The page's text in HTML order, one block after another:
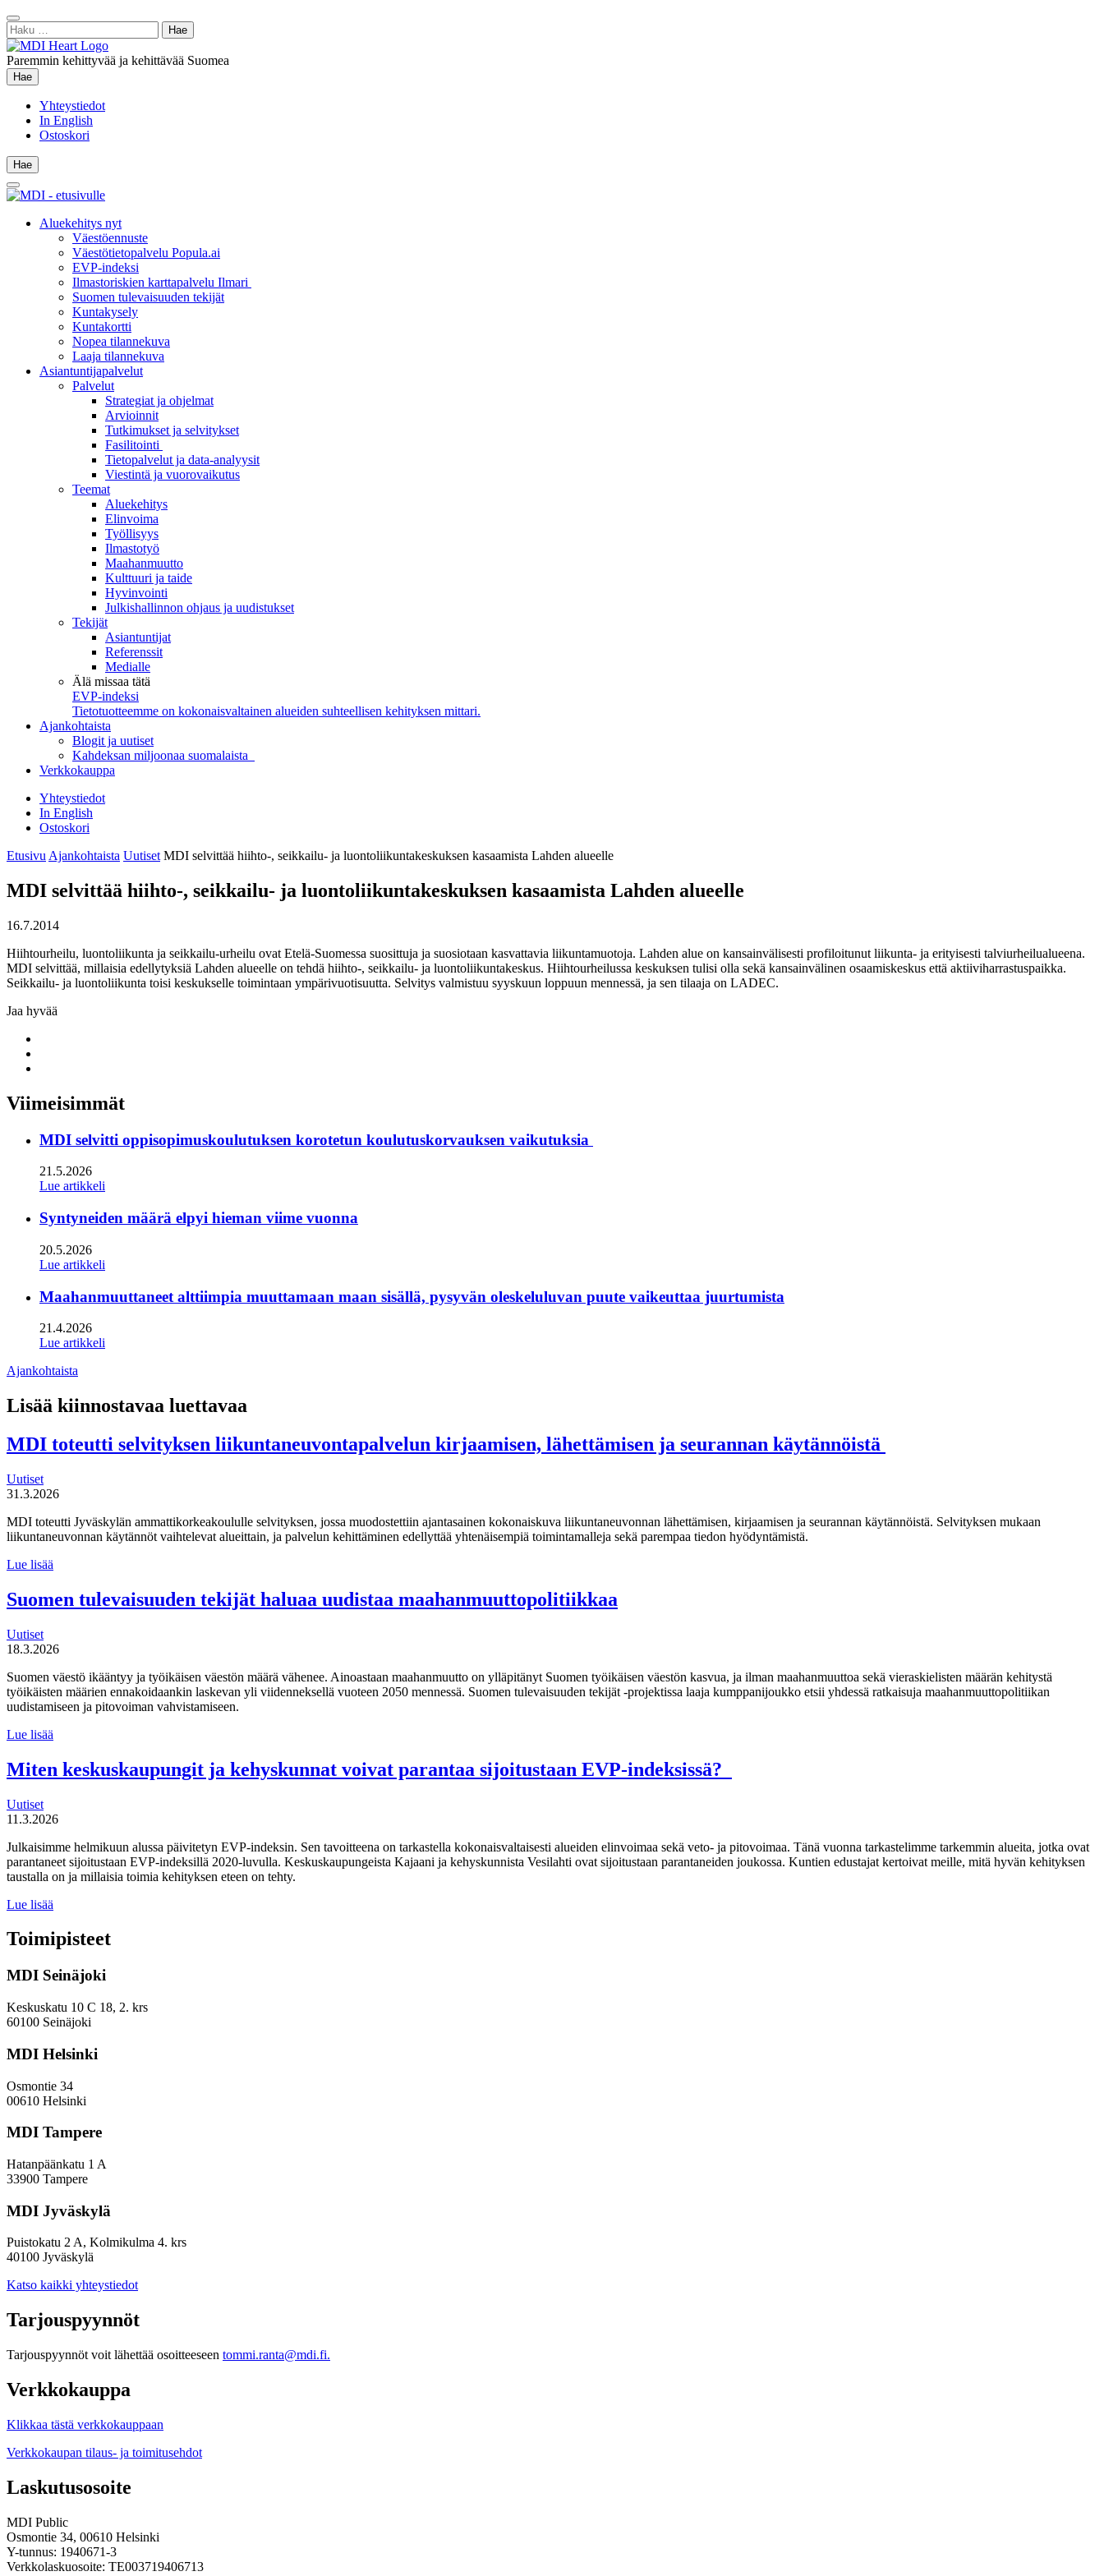
Siirry
sisältöön
Sulje
hae
Haku:
Paremmin kehittyvää ja kehittävää Suomea
Hae
Hae
Yhteystiedot
In English
Ostoskori
Hae
Hae
Main
Menu
Aluekehitys nyt
Väestöennuste
Väestötietopalvelu Popula.ai
EVP-indeksi
Ilmastoriskien karttapalvelu Ilmari
Suomen tulevaisuuden tekijät
Kuntakysely
Kuntakortti
Nopea tilannekuva
Laaja tilannekuva
Asiantuntijapalvelut
Palvelut
Strategiat ja ohjelmat
Arvioinnit
Tutkimukset ja selvitykset
Fasilitointi
Tietopalvelut ja data-analyysit
Viestintä ja vuorovaikutus
Teemat
Aluekehitys
Elinvoima
Työllisyys
Ilmastotyö
Maahanmuutto
Kulttuuri ja taide
Hyvinvointi
Julkishallinnon ohjaus ja uudistukset
Tekijät
Asiantuntijat
Referenssit
Medialle
Älä missaa tätä
EVP-indeksi
Tietotuotteemme on kokonaisvaltainen alueiden suhteellisen kehityksen mittari.
Ajankohtaista
Blogit ja uutiset
Kahdeksan miljoonaa suomalaista
Verkkokauppa
Yhteystiedot
In English
Ostoskori
Etusivu Ajankohtaista Uutiset MDI selvittää hiihto-, seikkailu- ja luontoliikuntakeskuksen kasaamista Lahden alueelle
MDI selvittää hiihto-, seikkailu- ja luontoliikuntakeskuksen kasaamista Lahden alueelle
16.7.2014
Hiihtourheilu, luontoliikunta ja seikkailu-urheilu ovat Etelä-Suomessa suosittuja ja suosiotaan kasvattavia liikuntamuotoja. Lahden alue on kansainvälisesti profiloitunut liikunta- ja erityisesti talviurheilualueena.
MDI selvittää, millaisia edellytyksiä Lahden alueelle on tehdä hiihto-, seikkailu- ja luontoliikuntakeskus. Hiihtourheilussa keskuksen tulisi olla sekä kansainvälinen osaamiskeskus että aktiiviharrastuspaikka.
Seikkailu- ja luontoliikunta toisi keskukselle toimintaan ympärivuotisuutta. Selvitys valmistuu syyskuun loppuun mennessä, ja sen tilaaja on LADEC.
Jaa hyvää
twitter
Viimeisimmät
MDI selvitti oppisopimuskoulutuksen korotetun koulutuskorvauksen vaikutuksia
21.5.2026
Lue artikkeli
Syntyneiden määrä elpyi hieman viime vuonna
20.5.2026
Lue artikkeli
Maahanmuuttaneet alttiimpia muuttamaan maan sisällä, pysyvän oleskeluluvan puute vaikeuttaa juurtumista
21.4.2026
Lue artikkeli
Ajankohtaista
Lisää kiinnostavaa luettavaa
MDI toteutti selvityksen liikuntaneuvontapalvelun kirjaamisen, lähettämisen ja seurannan käytännöistä
Uutiset
31.3.2026
MDI toteutti Jyväskylän ammattikorkeakoululle selvityksen, jossa muodostettiin ajantasainen kokonaiskuva liikuntaneuvonnan lähettämisen, kirjaamisen ja seurannan käytännöistä. Selvityksen mukaan
liikuntaneuvonnan käytännöt vaihtelevat alueittain, ja palvelun kehittäminen edellyttää yhtenäisempiä toimintamalleja sekä parempaa tiedon hyödyntämistä.
Lue lisää
liikuntaneuvontapalvelun
kirjaamisen,
seurannan
Suomen tulevaisuuden tekijät haluaa uudistaa maahanmuuttopolitiikkaa
Uutiset
18.3.2026
Suomen väestö ikääntyy ja työikäisen väestön määrä vähenee. Ainoastaan maahanmuutto on ylläpitänyt Suomen työikäisen väestön kasvua, ja ilman maahanmuuttoa sekä vieraskielisten määrän kehitystä
työikäisten määrien ennakoidaankin laskevan yli viidenneksellä vuoteen 2050 mennessä. Suomen tulevaisuuden tekijät -projektissa laaja kumppanijoukko etsii yhdessä ratkaisuja maahanmuuttopolitiikan
uudistamiseen ja pitovoiman vahvistamiseen.
Lue lisää
tekijät haluaa
uudistaa
Miten keskuskaupungit ja kehyskunnat voivat parantaa sijoitustaan EVP-indeksissä?
Uutiset
11.3.2026
Julkaisimme helmikuun alussa päivitetyn EVP-indeksin. Sen tavoitteena on tarkastella kokonaisvaltaisesti alueiden elinvoimaa sekä veto- ja pitovoimaa. Tänä vuonna tarkastelimme tarkemmin alueita, jotka ovat
parantaneet sijoitustaan EVP-indeksillä 2020-luvulla. Keskuskaupungeista Kajaani ja kehyskunnista Vesilahti ovat sijoitustaan parantaneiden joukossa. Kuntien edustajat kertoivat meille, mitä hyvän kehityksen
taustalla on ja millaisia toimia kehityksen eteen on tehty.
Lue lisää
ja
kehyskunnat
parantaa
EVP-
indeksissä?
Toimipisteet
MDI Seinäjoki
Keskuskatu 10 C 18, 2. krs
60100 Seinäjoki
MDI Helsinki
Osmontie 34
00610 Helsinki
MDI Tampere
Hatanpäänkatu 1 A
33900 Tampere
MDI Jyväskylä
Puistokatu 2 A, Kolmikulma 4. krs
40100 Jyväskylä
Katso kaikki yhteystiedot
Tarjouspyynnöt
Tarjouspyynnöt voit lähettää osoitteeseen tommi.ranta@mdi.fi.
Verkkokauppa
Klikkaa tästä verkkokauppaan
Verkkokaupan tilaus- ja toimitusehdot
Laskutusosoite
MDI Public
Osmontie 34, 00610 Helsinki
Y-tunnus: 1940671-3
Verkkolaskuosoite: TE003719406713